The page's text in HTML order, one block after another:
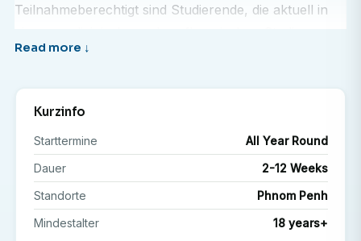
Teilnahmeberechtigt sind Studierende, die aktuell in
an einer anerkannten Universität eingeschrieben sind
Teilnahme.
Was werde ich im medizinischen Wahlfach machen?
Rotation zwischen verschiedenen
Kurzinfo
Starttermine
All Year Round
Dauer
2-12 Weeks
Standorte
Phnom Penh
Mindestalter
18 years+